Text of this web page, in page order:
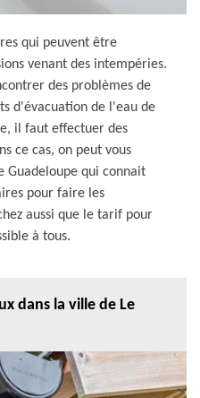
qui peuvent être
venant des intempéries.
des problèmes de
d'évacuation de l'eau de
il faut effectuer des
ce cas, on peut vous
Guadeloupe qui connait
pour faire les
aussi que le tarif pour
à tous.
dans la ville de Le